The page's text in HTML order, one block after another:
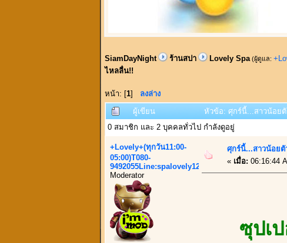
SiamDayNight ร้านสปา Lovely Spa (ผู้ดูแล:
ไหลลื่น!!
หน้า: [1] ลงล่าง
ผู้เขียน
หัวข้อ: ศุกร์นี้...สาวน้อย
0 สมาชิก และ 2 บุคคลทั่วไป กำลังดูอยู่
+Lovely+(ทุกวัน11:00-
05:00)T080-
9492055Line:spalovely123
Moderator
ศุกร์นี้...สาวน้อยตั
« เมื่อ: 06:16:44
ซุปเ